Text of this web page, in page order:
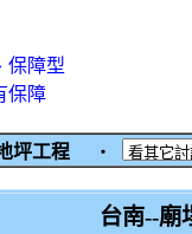
保障型
保障
坪工程 ‧
台南--廟